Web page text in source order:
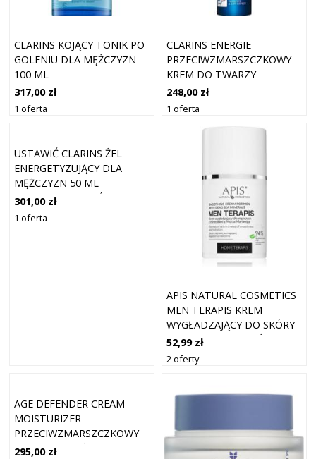
CLARINS KOJĄCY TONIK PO
GOLENIU DLA MĘŻCZYZN
100 ML
317,00 zł
1 oferta
CLARINS ENERGIE
PRZECIWZMARSZCZKOWY
KREM DO TWARZY
CLARINSMEN KREMY
PRZECIWZMARSZCZKOWE
248,00 zł
1 oferta
USTAWIĆ CLARINS ŻEL
ENERGETYZUJĄCY DLA
MĘŻCZYZN 50 ML
SZAMPON 30 ML ŚRODEK
OCZYSZCZAJĄCY 30 ML @
301,00 zł
1 oferta
APIS NATURAL COSMETICS
MEN TERAPIS KREM
WYGŁADZAJĄCY DO SKÓRY
DOJRZAŁEJ DLA MĘŻCZYZN
50 ML
52,99 zł
2 oferty
AGE DEFENDER CREAM
MOISTURIZER -
PRZECIWZMARSZCZKOWY
KREM DLA MĘŻCZYZN
295,00 zł